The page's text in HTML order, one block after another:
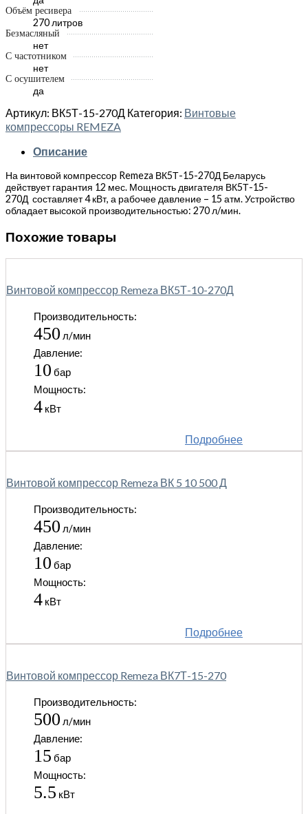
Объём ресивера
270 литров
Безмасляный
нет
С частотником
нет
С осушителем
да
Артикул: ВК5Т-15-270Д Категория: Винтовые
компрессоры REMEZA
Описание
На винтовой компрессор Remeza ВК5Т-15-270Д Беларусь
действует гарантия 12 мес. Мощность двигателя ВК5Т-15-
270Д составляет 4 кВт, а рабочее давление – 15 атм. Устройство
обладает высокой производительностью: 270 л/мин.
Похожие товары
Винтовой компрессор Remeza ВК5Т-10-270Д
Производительность:
450 л/мин
Давление:
10 бар
Мощность:
4 кВт
Подробнее
Винтовой компрессор Remeza ВК 5 10 500 Д
Производительность:
450 л/мин
Давление:
10 бар
Мощность:
4 кВт
Подробнее
Винтовой компрессор Remeza ВК7Т-15-270
Производительность:
500 л/мин
Давление:
15 бар
Мощность:
5.5 кВт